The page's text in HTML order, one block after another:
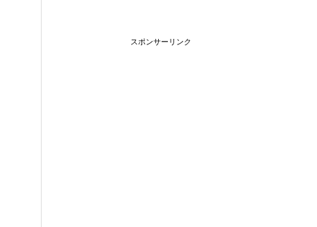
スポンサーリンク